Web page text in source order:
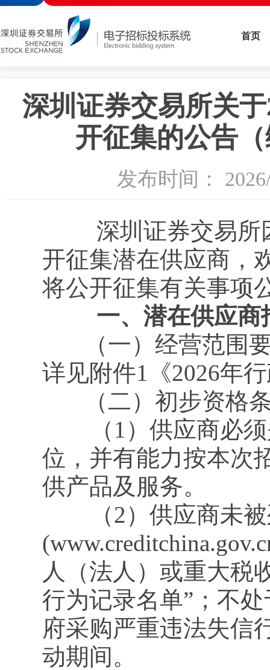
首页
深圳证券交易所关
开征集的公告
发布时间：
深圳证券交易所因
开征集潜在供应商，
将公开征集有关事项
一、潜在供应商
（一）经营范围要
详见附件1《2026年
（二）初步资格
（1）供应商必须
位，并有能力按本次
供产品及服务。
（2）供应商未被
人（法人）或重大税
行为记录名单”；不处
府采购严重违法失信
动期间。